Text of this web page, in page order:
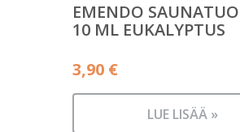
EMENDO
10 ML EUKALYPTUS
3,90 €
LUE LISÄÄ »